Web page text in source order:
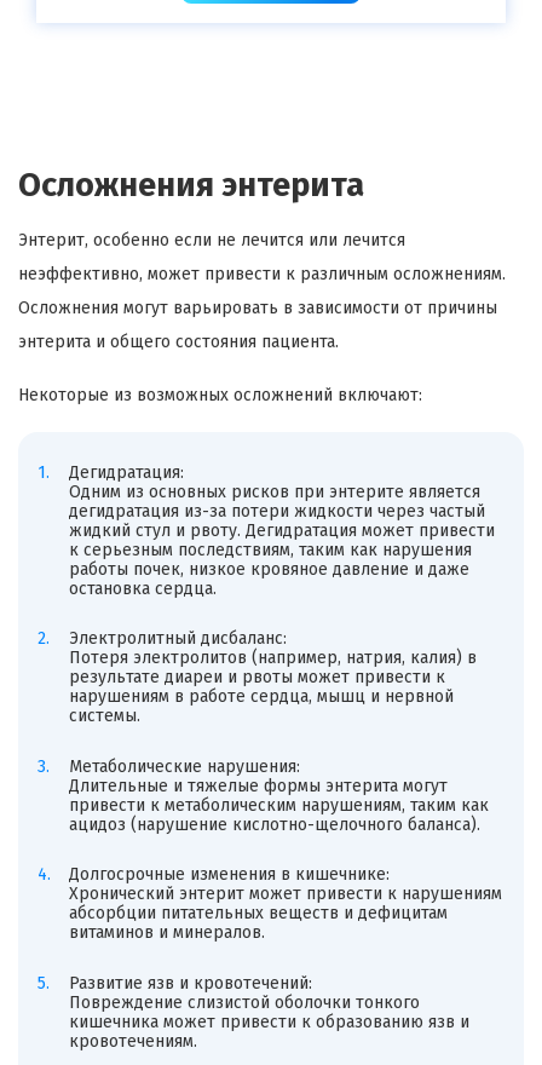
Осложнения энтерита
Энтерит, особенно если не лечится или лечится
неэффективно, может привести к различным осложнениям.
Осложнения могут варьировать в зависимости от причины
энтерита и общего состояния пациента.
Некоторые из возможных осложнений включают:
Дегидратация:
Одним из основных рисков при энтерите является
дегидратация из-за потери жидкости через частый
жидкий стул и рвоту. Дегидратация может привести
к серьезным последствиям, таким как нарушения
работы почек, низкое кровяное давление и даже
остановка сердца.
Электролитный дисбаланс:
Потеря электролитов (например, натрия, калия) в
результате диареи и рвоты может привести к
нарушениям в работе сердца, мышц и нервной
системы.
Метаболические нарушения:
Длительные и тяжелые формы энтерита могут
привести к метаболическим нарушениям, таким как
ацидоз (нарушение кислотно-щелочного баланса).
Долгосрочные изменения в кишечнике:
Хронический энтерит может привести к нарушениям
абсорбции питательных веществ и дефицитам
витаминов и минералов.
Развитие язв и кровотечений:
Повреждение слизистой оболочки тонкого
кишечника может привести к образованию язв и
кровотечениям.